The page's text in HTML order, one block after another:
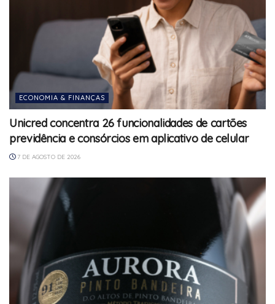
ECONOMIA & FINANÇAS
Unicred concentra 26 funcionalidades de cartões
previdência e consórcios em aplicativo de celular
7 DE AGOSTO DE 2026